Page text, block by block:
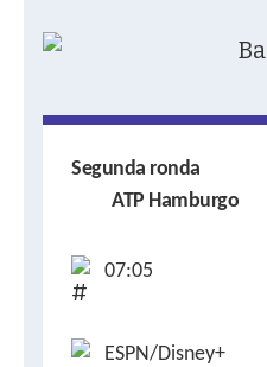
Segunda ronda
ATP Hamburgo
07:05
ESPN/Disney+